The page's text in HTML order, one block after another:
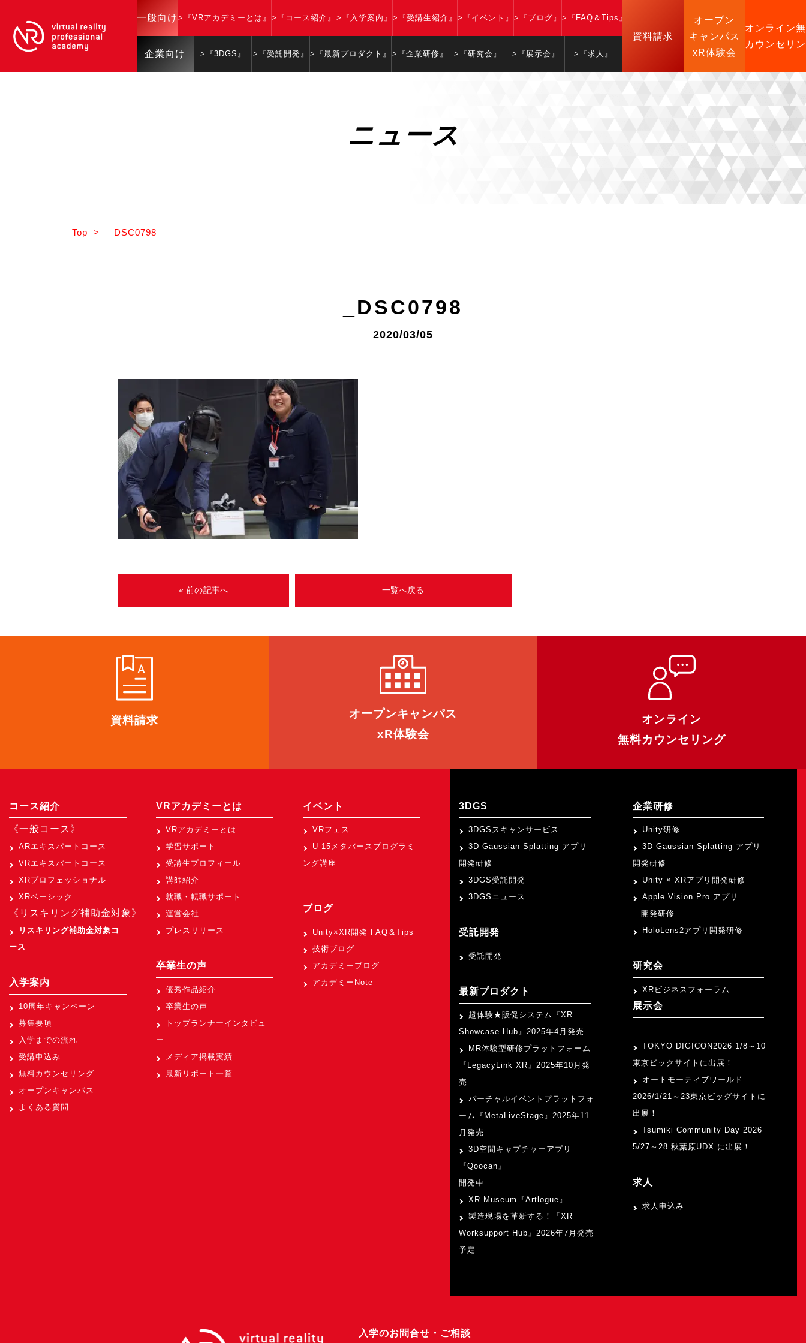
一般向け >『VRアカデミーとは』 >『コース紹介』 >『入学案内』 >『受講生紹介』 >『イベント』 >『ブログ』 >『FAQ＆Tips』
企業向け >『3DGS』 >『受託開発』 >『最新プロダクト』 >『企業研修』 >『研究会』 >『展示会』 >『求人』
資料請求
オープン
キャンパス
xR体験会
オンライン
カウンセリ
ニュース
Top > _DSC0798
_DSC0798
2020/03/05
« 前の記事へ 一覧へ戻る
資料請求 オープンキャンパス
xR体験会
オンライン
無料カウンセリング
コース紹介
《一般コース》
ARエキスパートコース
VRエキスパートコース
XRプロフェッショナル
XRベーシック
《リスキリング補助金対象》
リスキリング補助金対象コ
ース
入学案内
10周年キャンペーン
募集要項
入学までの流れ
受講申込み
無料カウンセリング
オープンキャンパス
よくある質問
VRアカデミーとは
VRアカデミーとは
学習サポート
受講生プロフィール
講師紹介
就職・転職サポート
運営会社
プレスリリース
卒業生の声
優秀作品紹介
卒業生の声
トップランナーインタビュ
ー
メディア掲載実績
最新リポート一覧
イベント
VRフェス
U-15メタバースプログラミ
ング講座
ブログ
Unity×XR開発 FAQ＆Tips
技術ブログ
アカデミーブログ
アカデミーNote
3DGS
3DGSスキャンサービス
3D Gaussian Splatting アプリ
開発研修
3DGS受託開発
3DGSニュース
受託開発
受託開発
最新プロダクト
超体験★販促システム『XR
Showcase Hub』2025年4月発売
MR体験型研修プラットフォーム
『LegacyLink XR』2025年10月発
売
バーチャルイベントプラットフォ
ーム『MetaLiveStage』2025年11
月発売
3D空間キャプチャーアプリ
『Qoocan』
開発中
XR Museum『Artlogue』
製造現場を革新する！『XR
Worksupport Hub』2026年7月発売
予定
企業研修
Unity研修
3D Gaussian Splatting アプリ
開発研修
Unity × XRアプリ開発研修
Apple Vision Pro アプリ
開発研修
HoloLens2アプリ開発研修
研究会
XRビジネスフォーラム
展示会
TOKYO DIGICON2026 1/8～10
東京ビックサイトに出展！
オートモーティブワールド
2026/1/21～23東京ビッグサイトに
出展！
Tsumiki Community Day 2026
5/27～28 秋葉原UDX に出展！
求人
求人申込み
入学のお問合せ・ご相談